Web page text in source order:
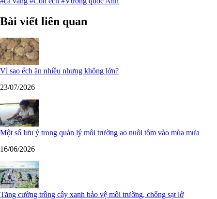
Bài viết liên quan
Vì sao ếch ăn nhiều nhưng không lớn?
23/07/2026
Một số lưu ý trong quản lý môi trường ao nuôi tôm vào mùa mưa
16/06/2026
Tăng cường trồng cây xanh bảo vệ môi trường, chống sạt lở